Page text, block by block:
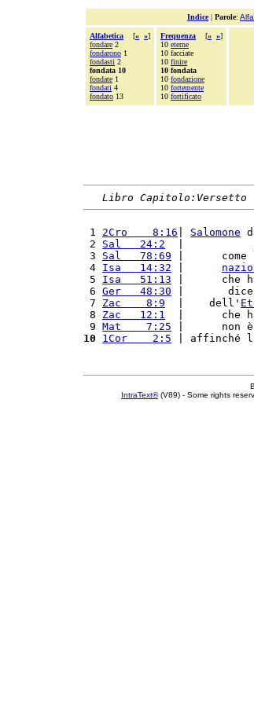
Indice| Parole:
Alfabetica [« »]
fondare 2
fondarono 1
fondasti 2
fondata 10
fondate 1
fondati 4
fondato 13
Frequenza [« »]
10 eterne
10 facciate
10 finire
10 fondata
10 fondazione
10 fortemente
10 fortificato
Libro Capitolo:Versetto
1 2Cro    8:16 Salomone
2 Sal   24:2
|
3 Sal   78:69 |      come
4 Isa   14:32
5 Isa   51:13 |      che
6 Ger   48:30 |
7 Zac    8:9
  |    dell'
8 Zac   12:1
|      che
9 Mat    7:25 |      non è
10
1Cor    2:5 | affinché
IntraText®(V89) - Some rights